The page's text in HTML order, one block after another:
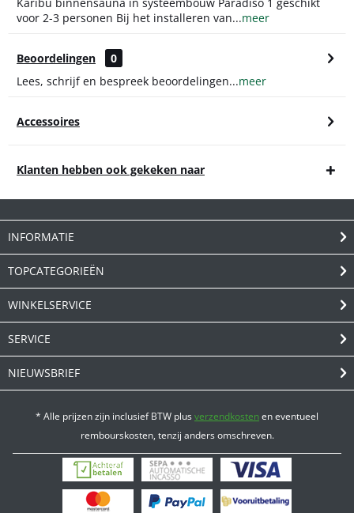
voor 2-3 personen Bij het installeren van...meer
Beoordelingen
0
Lees, schrijf en bespreek beoordelingen...meer
Accessoires
Klanten hebben ook gekeken naar
INFORMATIE
TOPCATEGORIEËN
WINKELSERVICE
SERVICE
NIEUWSBRIEF
* Alle prijzen zijn inclusief BTW plusverzendkostenen eventueel
rembourskosten, tenzij anders omschreven.